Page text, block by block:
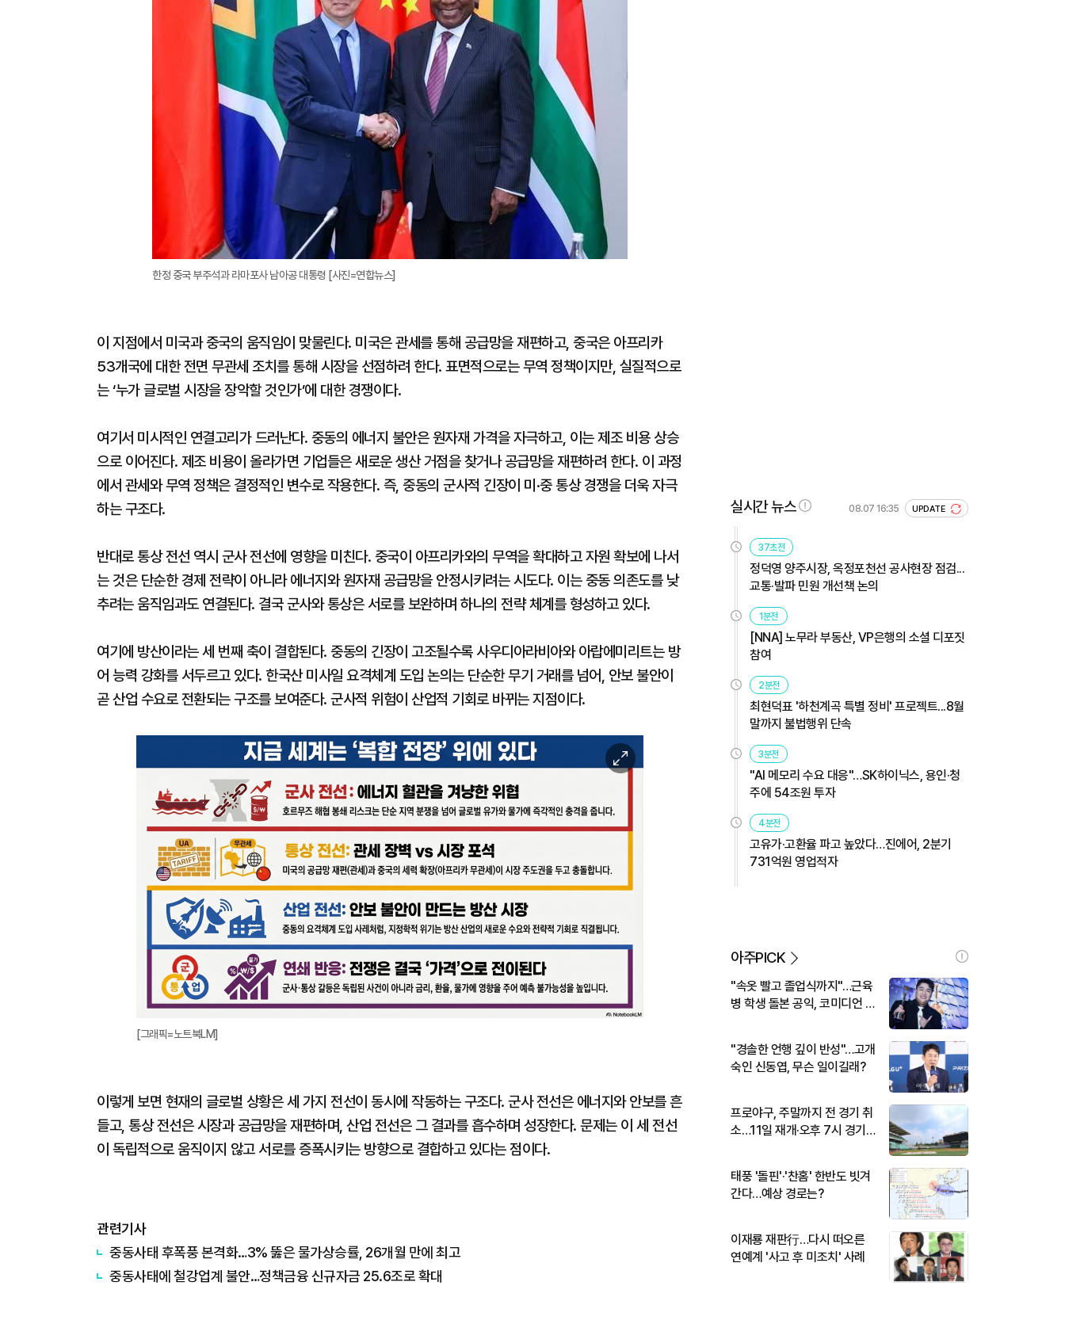
한정 중국 부주석과 라마포사 남아공 대통령 [사진=연합뉴스]
이 지점에서 미국과 중국의 움직임이 맞물린다. 미국은 관세를 통해 공급망을 재편하고, 중국은 아프리카
53개국에 대한 전면 무관세 조치를 통해 시장을 선점하려 한다. 표면적으로는 무역 정책이지만, 실질적으로
는 ‘누가 글로벌 시장을 장악할 것인가’에 대한 경쟁이다.
여기서 미시적인 연결고리가 드러난다. 중동의 에너지 불안은 원자재 가격을 자극하고, 이는 제조 비용 상승
으로 이어진다. 제조 비용이 올라가면 기업들은 새로운 생산 거점을 찾거나 공급망을 재편하려 한다. 이 과정
에서 관세와 무역 정책은 결정적인 변수로 작용한다. 즉, 중동의 군사적 긴장이 미·중 통상 경쟁을 더욱 자극
하는 구조다.
반대로 통상 전선 역시 군사 전선에 영향을 미친다. 중국이 아프리카와의 무역을 확대하고 자원 확보에 나서
는 것은 단순한 경제 전략이 아니라 에너지와 원자재 공급망을 안정시키려는 시도다. 이는 중동 의존도를 낮
추려는 움직임과도 연결된다. 결국 군사와 통상은 서로를 보완하며 하나의 전략 체계를 형성하고 있다.
여기에 방산이라는 세 번째 축이 결합된다. 중동의 긴장이 고조될수록 사우디아라비아와 아랍에미리트는 방
어 능력 강화를 서두르고 있다. 한국산 미사일 요격체계 도입 논의는 단순한 무기 거래를 넘어, 안보 불안이
곧 산업 수요로 전환되는 구조를 보여준다. 군사적 위험이 산업적 기회로 바뀌는 지점이다.
이
미
확
[그래픽=노트북LM]
이렇게 보면 현재의 글로벌 상황은 세 가지 전선이 동시에 작동하는 구조다. 군사 전선은 에너지와 안보를 흔
들고, 통상 전선은 시장과 공급망을 재편하며, 산업 전선은 그 결과를 흡수하며 성장한다. 문제는 이 세 전선
이 독립적으로 움직이지 않고 서로를 증폭시키는 방향으로 결합하고 있다는 점이다.
관련기사
중동사태 후폭풍 본격화…3% 뚫은 물가상승률, 26개월 만에 최고
중동사태에 철강업계 불안…정책금융 신규자금 25.6조로 확대
실시간 뉴스 08.07 16:35 UPDATE
37초전
정덕영 양주시장, 옥정포천선 공사현장 점검...
교통·발파 민원 개선책 논의
1분전
[NNA] 노무라 부동산, VP은행의 소셜 디포짓
참여
2분전
최현덕표 '하천계곡 특별 정비' 프로젝트...8월
말까지 불법행위 단속
3분전
"AI 메모리 수요 대응"…SK하이닉스, 용인·청
주에 54조원 투자
4분전
고유가·고환율 파고 높았다…진에어, 2분기
731억원 영업적자
아주PICK
"속옷 빨고 졸업식까지"…근육
병 학생 돌본 공익, 코미디언 김
"경솔한 언행 깊이 반성"…고개
숙인 신동엽, 무슨 일이길래?
프로야구, 주말까지 전 경기 취
소…11일 재개·오후 7시 경기
태풍 '돌핀'·'찬홈' 한반도 빗겨
간다…예상 경로는?
이재룡 재판行…다시 떠오른
연예계 '사고 후 미조치' 사례